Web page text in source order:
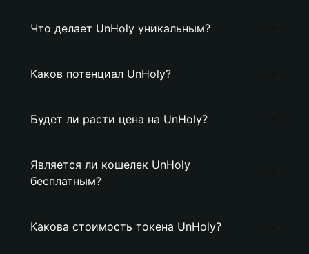
Что делает UnHoly уникальным?
Каков потенциал UnHoly?
Будет ли расти цена на UnHoly?
Является ли кошелек UnHoly
бесплатным?
Какова стоимость токена UnHoly?